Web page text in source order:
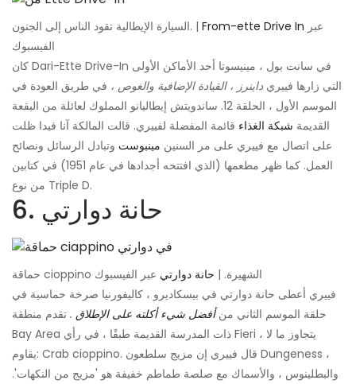
السيارة الإيطالية تقود الناس إلى الجنون. | From-ette Drive In
الفيسبوك
كان Dari-Ette Drive-In في سانت بول ، مينيسوتا أحد الأماكن الأولى
التي زارها فييري داينرز ، القيادة الإضافية والغوص ، في طريق العودة في
الموسم الأول ، الحلقة 12. ساندويتش إيطاليانو المملوك لعائلة من البقعة
القديمة شبكة الغذاء قائمة المفضلة لفييري. قالت المالكة آنا فيدا ظلت
على اتصال مع فييري على مر السنين مينبوست وتبادل الرسائل ونصائح
العمل. كما ظهر مطعمها (الذي افتتحه أجدادها في عام 1951) في كتابين
من نوع Triple D.
6. حانة دوارتي
حماقة cioppino الشهيرة. | حانة دوارتي عبر الفيسبوك
فييري أعطى حانة دوارتي في بيسكاديرو ، كاليفورنيا صرخة حماسية في
حلقة الموسم الثاني منأفضل شيء أكلته على الإطلاق . تقدم منطقة
Bay Area ذات المدرسة القديمة طبقًا ، في رأي Fieri ، يتجاوز ما لا
يقاوم: Crab cioppino. قال فييري إن مزيج سلطعون Dungeness ،
والبطلينوس ، والأسماك مع صلصة طماطم خفيفة هو 'مزيج من النكهات'.